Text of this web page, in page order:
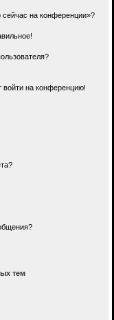
сейчас на конференции»?
войти на конференцию!
тем